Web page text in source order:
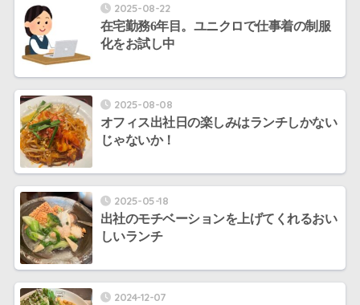
2025-08-22
在宅勤務6年目。ユニクロで仕事着の制服
化をお試し中
2025-08-08
オフィス出社日の楽しみはランチしかない
じゃないか！
2025-05-18
出社のモチベーションを上げてくれるおい
しいランチ
2024-12-07